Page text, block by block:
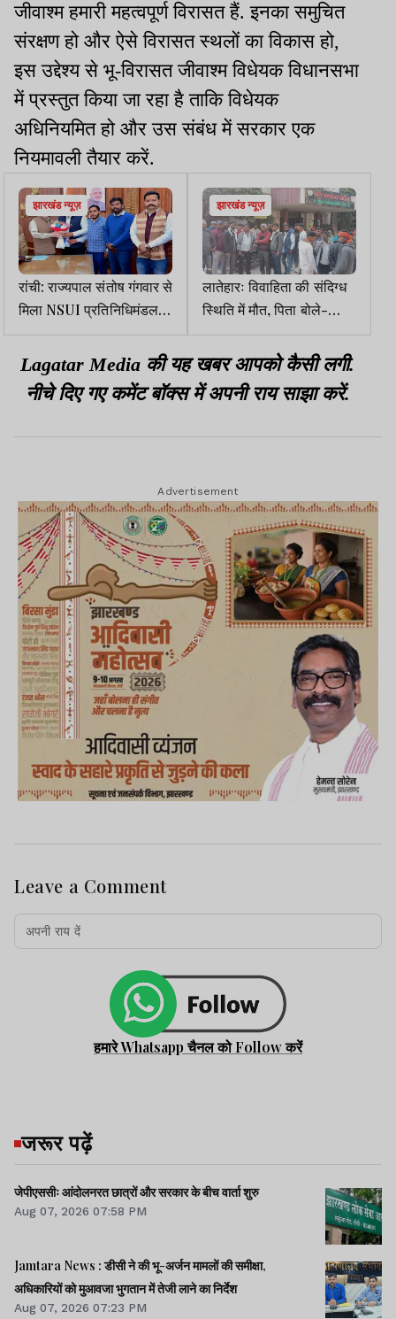
जीवाश्म हमारी महत्वपूर्ण विरासत हैं. इनका समुचित
संरक्षण हो और ऐसे विरासत स्थलों का विकास हो,
इस उद्देश्य से भू-विरासत जीवाश्म विधेयक विधानसभा
में प्रस्तुत किया जा रहा है ताकि विधेयक
अधिनियमित हो और उस संबंध में सरकार एक
नियमावली तैयार करें.
झारखंड न्यूज़
रांची: राज्यपाल संतोष गंगवार से
मिला NSUI प्रतिनिधिमंडल,
OBC छात्रवृत्ति के मुद्दों से
कराया अवगत
झारखंड न्यूज़
लातेहारः विवाहिता की संदिग्ध
स्थिति में मौत, पिता बोले-
ससुराल वालों ने मार डाला
Lagatar Media की यह खबर आपको कैसी लगी.
नीचे दिए गए कमेंट बॉक्स में अपनी राय साझा करें.
Advertisement
Leave a Comment
हमारे Whatsapp चैनल को Follow करें
जरूर पढ़ें
जेपीएससीः आंदोलनरत छात्रों और सरकार के बीच वार्ता शुरु
Aug 07, 2026 07:58 PM
Jamtara News : डीसी ने की भू-अर्जन मामलों की समीक्षा,
अधिकारियों को मुआवजा भुगतान में तेजी लाने का निर्देश
Aug 07, 2026 07:23 PM